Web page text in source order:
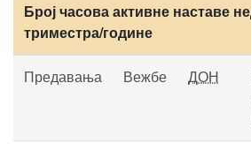
Број часова активне наставе
триместра/године
Предавања Вежбе ДОН